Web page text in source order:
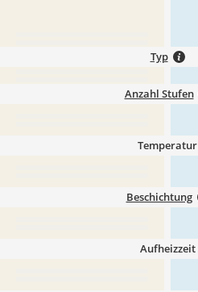
Typ
Anzahl Stufen
Temperatur
Beschichtung
Aufheizzeit